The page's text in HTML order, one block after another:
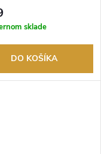
100 dní na vrátenie
predajca.
sklade
DO KOŠÍKA